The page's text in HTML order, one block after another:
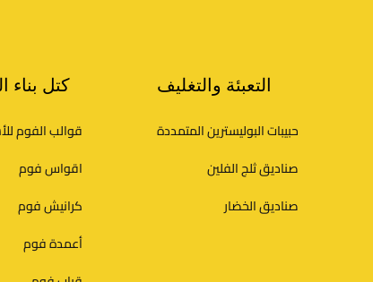
ت
ا
ل
ت
التعبئة والتغليف
حبيبات البوليسترين المتمددة
صناديق ثلج الفلين
صناديق الخضار
كتل بناء
قوالب الفوم
اقواس فوم
كرانيش فوم
أعمدة فوم